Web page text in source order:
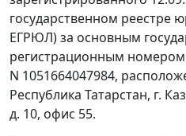
государственном реестре
ЕГРЮЛ) за основным
регистрационным
N 1051664047984,
Республика Татарстан, г.
д. 10, офис 55.